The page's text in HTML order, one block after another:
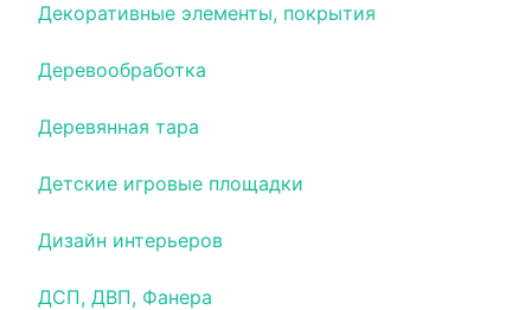
Декоративные элементы, покрытия
Деревообработка
Деревянная тара
Детские игровые площадки
Дизайн интерьеров
ДСП, ДВП, Фанера